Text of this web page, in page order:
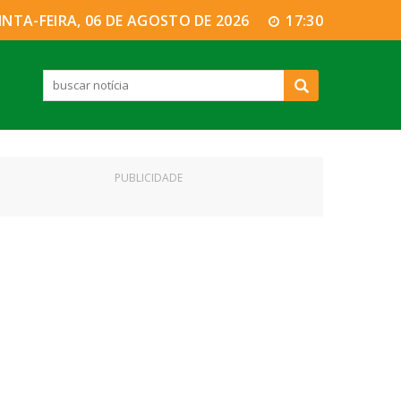
FEIRA, 06 DE AGOSTO DE 2026 17:30
PUBLICIDADE